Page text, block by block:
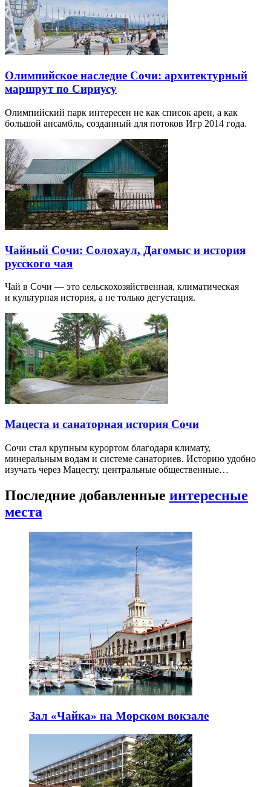
Олимпийское наследие Сочи: архитектурный
маршрут по Сириусу
Олимпийский парк интересен не как список арен, а как
большой ансамбль, созданный для потоков Игр 2014 года.
Чайный Сочи: Солохаул, Дагомыс и история
русского чая
Чай в Сочи — это сельскохозяйственная, климатическая
и культурная история, а не только дегустация.
Мацеста и санаторная история Сочи
Сочи стал крупным курортом благодаря климату,
минеральным водам и системе санаториев. Историю удобно
изучать через Мацесту, центральные общественные…
Последние добавленные интересные
места
Зал «Чайка» на Морском вокзале